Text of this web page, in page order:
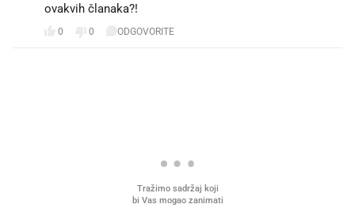
ovakvih članaka?!
0 0 ODGOVORITE